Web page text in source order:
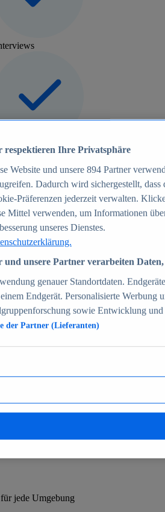
zu mehr als 39.000 Online-Shops
70+
und -prognosen
entdecken
jede Umgebung
respektieren Ihre Privatsphäre
Website und unsere 894 Partner
Dadurch wird sichergestellt,
Präferenzen jederzeit verwalten.
Mittel verwenden, um Informationen
unseres Dienstes.
und unsere Partner verarbeiten
genauer Standortdaten.
Endgerät. Personalisierte Werbung
sowie Entwicklung
der Partner (Lieferanten)